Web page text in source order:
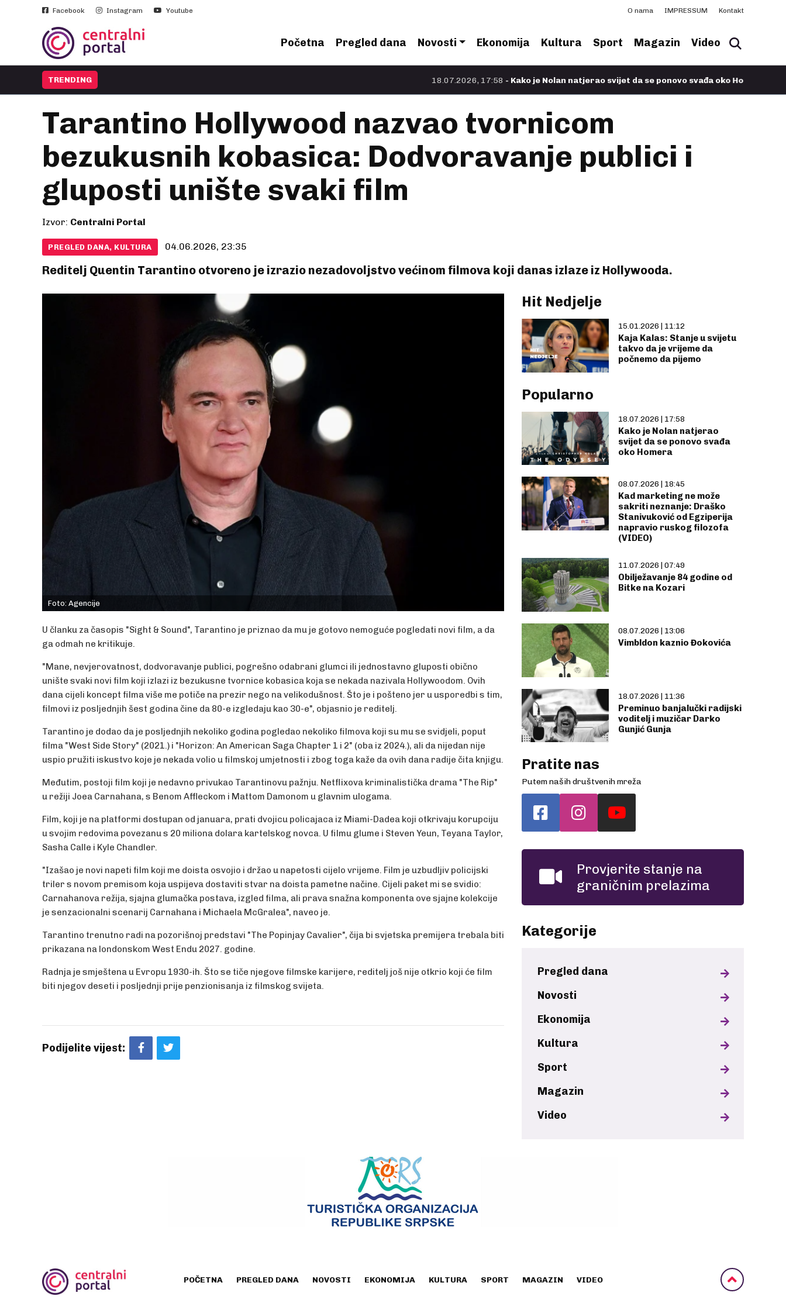
Facebook Instagram Youtube O nama IMPRESSUM Kontakt
Početna Pregled dana Novosti Ekonomija Kultura Sport Magazin Video
TRENDING 18.07.2026, 17:58- Kako je Nolan natjerao svijet da se ponovo svađa oko Homera 08.07.2026,
Tarantino Hollywood nazvao tvornicom
bezukusnih kobasica: Dodvoravanje publici i
gluposti unište svaki film
Izvor: Centralni Portal
PREGLED DANA, KULTURA 04.06.2026, 23:35
Reditelj Quentin Tarantino otvoreno je izrazio nezadovoljstvo većinom filmova koji danas izlaze iz Hollywooda.
Foto: Agencije
U članku za časopis "Sight & Sound", Tarantino je priznao da mu je gotovo nemoguće pogledati novi film, a da
ga odmah ne kritikuje.
"Mane, nevjerovatnost, dodvoravanje publici, pogrešno odabrani glumci ili jednostavno gluposti obično
unište svaki novi film koji izlazi iz bezukusne tvornice kobasica koja se nekada nazivala Hollywoodom. Ovih
dana cijeli koncept filma više me potiče na prezir nego na velikodušnost. Što je i pošteno jer u usporedbi s tim,
filmovi iz posljednjih šest godina čine da 80-e izgledaju kao 30-e", objasnio je reditelj.
Tarantino je dodao da je posljednjih nekoliko godina pogledao nekoliko filmova koji su mu se svidjeli, poput
filma "West Side Story" (2021.) i "Horizon: An American Saga Chapter 1 i 2" (oba iz 2024.), ali da nijedan nije
uspio pružiti iskustvo koje je nekada volio u filmskoj umjetnosti i zbog toga kaže da ovih dana radije čita knjigu.
Međutim, postoji film koji je nedavno privukao Tarantinovu pažnju. Netflixova kriminalistička drama "The Rip"
u režiji Joea Carnahana, s Benom Affleckom i Mattom Damonom u glavnim ulogama.
Film, koji je na platformi dostupan od januara, prati dvojicu policajaca iz Miami-Dadea koji otkrivaju korupciju
u svojim redovima povezanu s 20 miliona dolara kartelskog novca. U filmu glume i Steven Yeun, Teyana Taylor,
Sasha Calle i Kyle Chandler.
"Izašao je novi napeti film koji me doista osvojio i držao u napetosti cijelo vrijeme. Film je uzbudljiv policijski
triler s novom premisom koja uspijeva dostaviti stvar na doista pametne načine. Cijeli paket mi se svidio:
Carnahanova režija, sjajna glumačka postava, izgled filma, ali prava snažna komponenta ove sjajne kolekcije
je senzacionalni scenarij Carnahana i Michaela McGralea", naveo je.
Tarantino trenutno radi na pozorišnoj predstavi "The Popinjay Cavalier", čija bi svjetska premijera trebala biti
prikazana na londonskom West Endu 2027. godine.
Radnja je smještena u Evropu 1930-ih. Što se tiče njegove filmske karijere, reditelj još nije otkrio koji će film
biti njegov deseti i posljednji prije penzionisanja iz filmskog svijeta.
Podijelite vijest:
Hit Nedjelje
15.01.2026 | 11:12
Kaja Kalas: Stanje u svijetu
takvo da je vrijeme da
počnemo da pijemo
Popularno
18.07.2026 | 17:58
Kako je Nolan natjerao
svijet da se ponovo svađa
oko Homera
08.07.2026 | 18:45
Kad marketing ne može
sakriti neznanje: Draško
Stanivuković od Egziperija
napravio ruskog filozofa
(VIDEO)
11.07.2026 | 07:49
Obilježavanje 84 godine od
Bitke na Kozari
08.07.2026 | 13:06
Vimbldon kaznio Đokovića
18.07.2026 | 11:36
Preminuo banjalučki radijski
voditelj i muzičar Darko
Gunjić Gunja
Pratite nas
Putem naših društvenih mreža
Provjerite stanje na
graničnim prelazima
Kategorije
Pregled dana
Novosti
Ekonomija
Kultura
Sport
Magazin
Video
POČETNA PREGLED DANA NOVOSTI EKONOMIJA KULTURA SPORT MAGAZIN VIDEO